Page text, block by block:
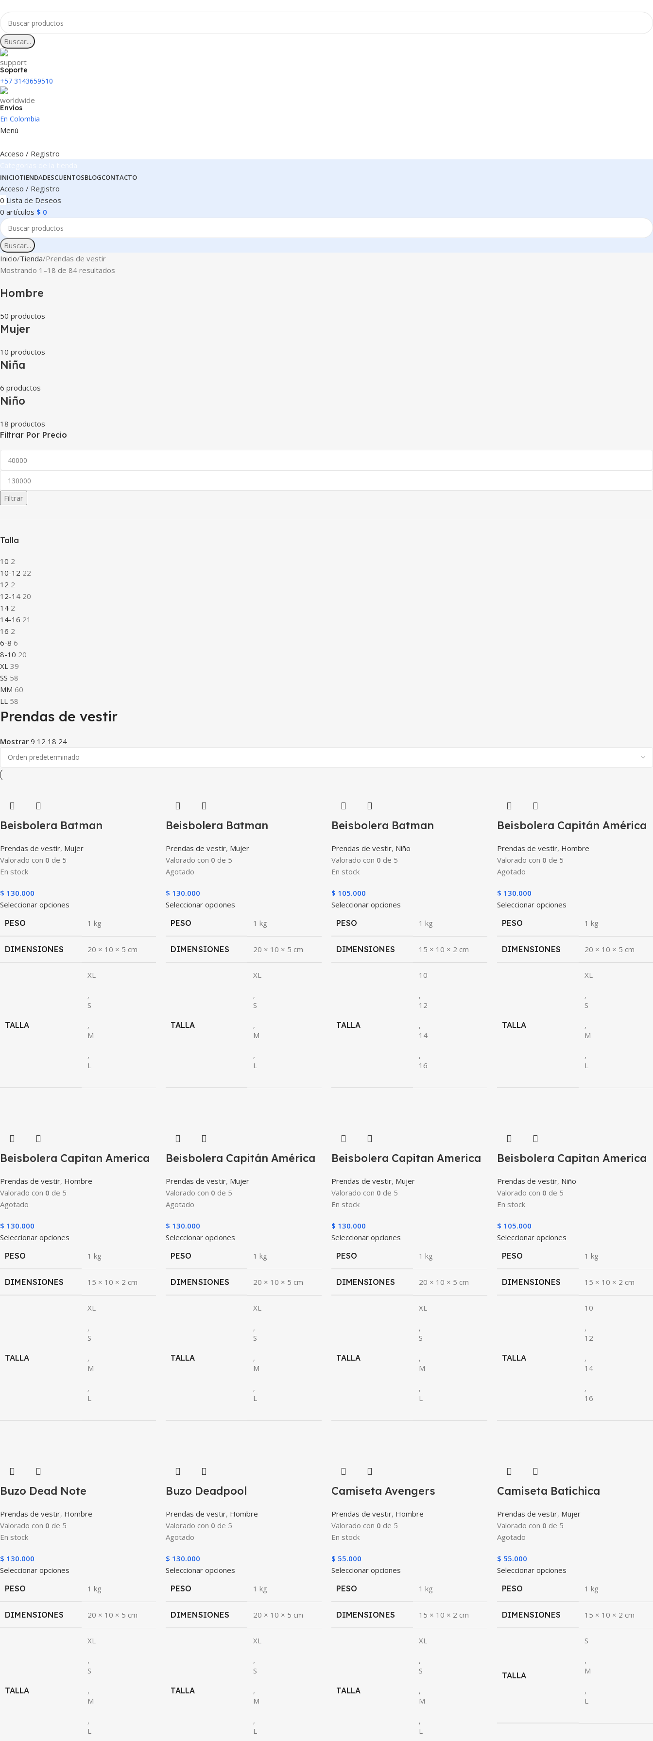
Buscar...
Soporte
+57 3143659510
Envíos
En Colombia
Menú
Acceso / Registro
INICIOTIENDADESCUENTOSBLOGCONTACTO
Acceso / Registro
0 Lista de Deseos
0 artículos $ 0
Buscar...
Inicio Tienda Prendas de vestir
Mostrando 1–18 de 84 resultados
Hombre
50 productos
Mujer
10 productos
Niña
6 productos
Niño
18 productos
Filtrar Por Precio
Filtrar
Talla
10 2
10-12 22
12 2
12-14 20
14 2
14-16 21
16 2
6-8 6
8-10 20
XL 39
SS 58
MM 60
LL 58
Prendas de vestir
Mostrar 9 12 18 24
Beisbolera Batman
Prendas de vestir, Mujer
Valorado con 0 de 5
En stock
$ 130.000
Seleccionar opciones
PESO
1 kg
DIMENSIONES 20 × 10 × 5 cm
TALLA
XL
,
S
,
M
,
L
Beisbolera Batman
Prendas de vestir, Mujer
Valorado con 0 de 5
Agotado
$ 130.000
Seleccionar opciones
PESO
1 kg
DIMENSIONES 20 × 10 × 5 cm
TALLA
XL
,
S
,
M
,
L
Beisbolera Batman
Prendas de vestir, Niño
Valorado con 0 de 5
En stock
$ 105.000
Seleccionar opciones
PESO
1 kg
DIMENSIONES 15 × 10 × 2 cm
TALLA
10
,
12
,
14
,
16
Beisbolera Capitán América
Prendas de vestir, Hombre
Valorado con 0 de 5
Agotado
$ 130.000
Seleccionar opciones
PESO
1 kg
DIMENSIONES 20 × 10 × 5 cm
TALLA
XL
,
S
,
M
,
L
Beisbolera Capitan America
Prendas de vestir, Hombre
Valorado con 0 de 5
Agotado
$ 130.000
Seleccionar opciones
PESO
1 kg
DIMENSIONES 15 × 10 × 2 cm
TALLA
XL
,
S
,
M
,
L
Beisbolera Capitán América
Prendas de vestir, Mujer
Valorado con 0 de 5
Agotado
$ 130.000
Seleccionar opciones
PESO
1 kg
DIMENSIONES 20 × 10 × 5 cm
TALLA
XL
,
S
,
M
,
L
Beisbolera Capitan America
Prendas de vestir, Mujer
Valorado con 0 de 5
En stock
$ 130.000
Seleccionar opciones
PESO
1 kg
DIMENSIONES 20 × 10 × 5 cm
TALLA
XL
,
S
,
M
,
L
Beisbolera Capitan America
Prendas de vestir, Niño
Valorado con 0 de 5
En stock
$ 105.000
Seleccionar opciones
PESO
1 kg
DIMENSIONES 15 × 10 × 2 cm
TALLA
10
,
12
,
14
,
16
Buzo Dead Note
Prendas de vestir, Hombre
Valorado con 0 de 5
En stock
$ 130.000
Seleccionar opciones
PESO
1 kg
DIMENSIONES 20 × 10 × 5 cm
TALLA
XL
,
S
,
M
,
L
Buzo Deadpool
Prendas de vestir, Hombre
Valorado con 0 de 5
Agotado
$ 130.000
Seleccionar opciones
PESO
1 kg
DIMENSIONES 20 × 10 × 5 cm
TALLA
XL
,
S
,
M
,
L
Camiseta Avengers
Prendas de vestir, Hombre
Valorado con 0 de 5
En stock
$ 55.000
Seleccionar opciones
PESO
1 kg
DIMENSIONES 15 × 10 × 2 cm
TALLA
XL
,
S
,
M
,
L
Camiseta Batichica
Prendas de vestir, Mujer
Valorado con 0 de 5
Agotado
$ 55.000
Seleccionar opciones
PESO
1 kg
DIMENSIONES 15 × 10 × 2 cm
TALLA
S
,
M
,
L